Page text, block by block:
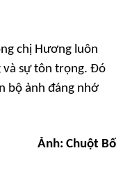
chị Hương luôn
sự tôn trọng. Đó
bộ ảnh đáng nhớ
Ảnh: Chuột Bố